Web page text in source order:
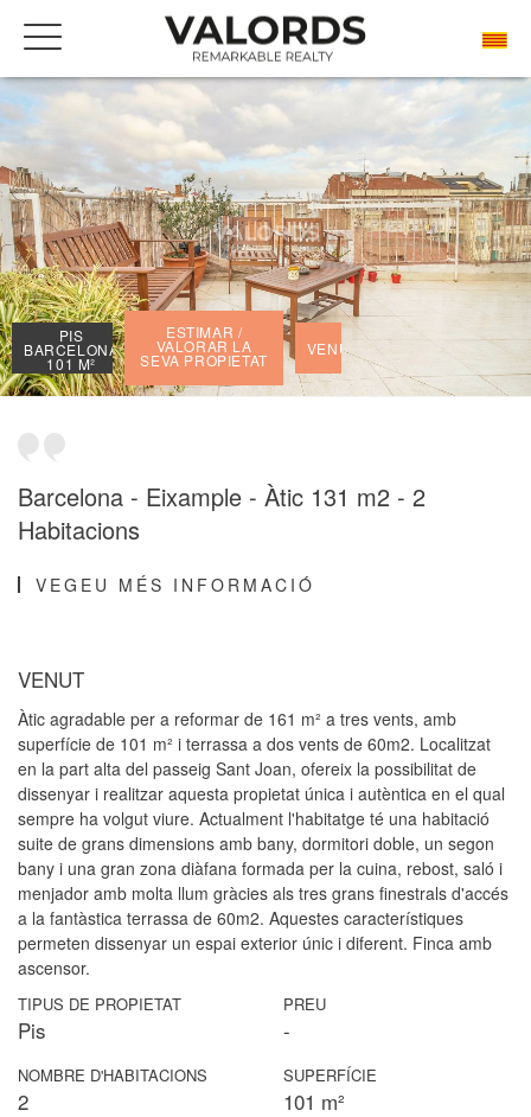
BENVINGUDA
PIS BARCELONA 101 M²
PIS
BARCELONA
101 M²
ESTIMAR /
VALORAR LA
SEVA PROPIETAT
VENUT
Barcelona - Eixample - Àtic 131 m2 - 2
Habitacions
VEGEU MÉS INFORMACIÓ
VENUT
Àtic agradable per a reformar de 161 m² a tres vents, amb
superfície de 101 m² i terrassa a dos vents de 60m2. Localitzat
en la part alta del passeig Sant Joan, ofereix la possibilitat de
dissenyar i realitzar aquesta propietat única i autèntica en el qual
sempre ha volgut viure. Actualment l'habitatge té una habitació
suite de grans dimensions amb bany, dormitori doble, un segon
bany i una gran zona diàfana formada per la cuina, rebost, saló i
menjador amb molta llum gràcies als tres grans finestrals d'accés
a la fantàstica terrassa de 60m2. Aquestes característiques
permeten dissenyar un espai exterior únic i diferent. Finca amb
ascensor.
TIPUS DE PROPIETAT
Pis
PREU
-
NOMBRE D'HABITACIONS
2
SUPERFÍCIE
101 m²